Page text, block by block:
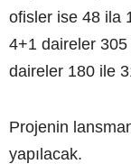
ofisler ise 48 ila
4+1 daireler 305
daireler 180 ile
Projenin
yapılacak.